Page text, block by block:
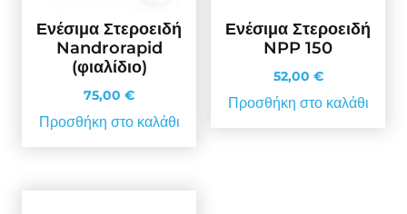
Ενέσιμα Στεροειδή
Nandrorapid
(φιαλίδιο)
75,00 €
Προσθήκη στο καλάθι
Ενέσιμα Στεροειδή
NPP 150
52,00 €
Προσθήκη στο καλάθι